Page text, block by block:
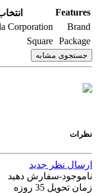
Features
Brand
Corporation
Package
Square
جستجوی مشابه
نظرات
ارسال نظر جدید
ناموجود-سفارش دهید
زمان تحویل 35 روزه